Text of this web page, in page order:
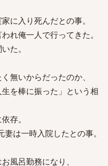
に入り死んだとの事。
れ俺一人で行ってきた。
た。
無いからだったのか、
を棒に振った」という相
存。
は一時入院したとの事。
風呂勤務になり、